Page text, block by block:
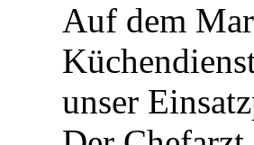
Auf dem
unser